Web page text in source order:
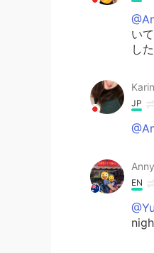
い
し
Karin
JP
Anny
EN